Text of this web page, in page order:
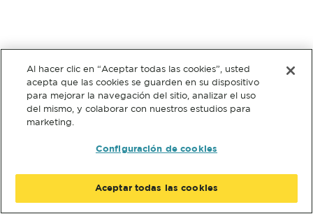
Al hacer clic en “Aceptar todas las cookies”, usted
acepta que las cookies se guarden en su dispositivo
para mejorar la navegación del sitio, analizar el uso
del mismo, y colaborar con nuestros estudios para
marketing.
Configuración de cookies
Aceptar todas las cookies